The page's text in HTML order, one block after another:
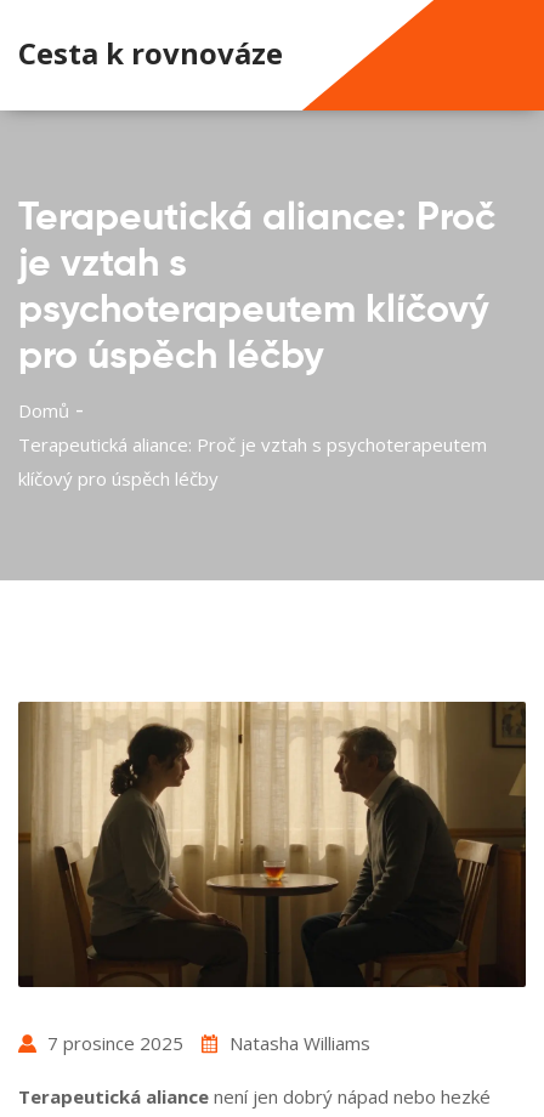
Cesta k rovnováze
Terapeutická aliance: Proč
je vztah s
psychoterapeutem klíčový
pro úspěch léčby
Domů
Terapeutická aliance: Proč je vztah s psychoterapeutem
klíčový pro úspěch léčby
7 prosince 2025 Natasha Williams
Terapeutická aliance není jen dobrý nápad nebo hezké